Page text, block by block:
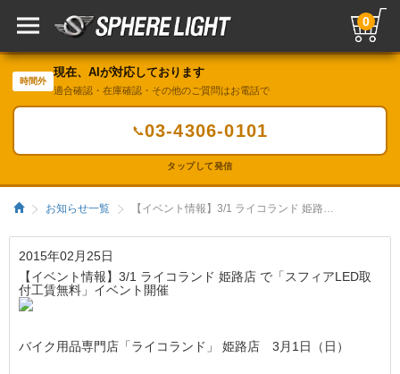
0
時間外
現在、AIが対応しております
適合確認・在庫確認・その他のご質問はお電話で
📞03-4306-0101
タップして発信
お知らせ一覧 【イベント情報】3/1 ライコランド 姫路店 で「スフィアLED取付工賃無料」イベント開催／HIDキット｜LEDヘッドライト販売のスフィアライト
2015年02月25日
【イベント情報】3/1 ライコランド 姫路店 で「スフィアLED取
付工賃無料」イベント開催
バイク用品専門店「ライコランド」 姫路店 3月1日（日）